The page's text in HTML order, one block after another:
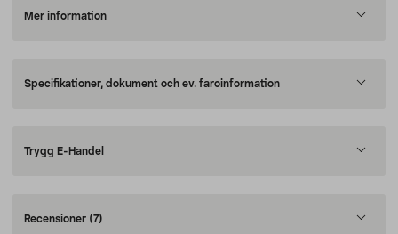
Mer information
Specifikationer, dokument och ev. faroinformation
Trygg E-Handel
Recensioner (7)